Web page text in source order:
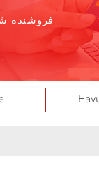
فروشنده